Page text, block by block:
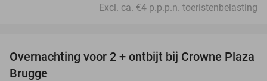
Excl. ca. €4 p.p.p.n. toeristenbelasting
44%
Overnachting voor 2 + ontbijt bij Crowne Plaza
Brugge